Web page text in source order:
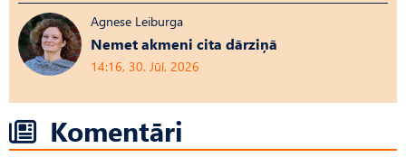
Agnese Leiburga
Nemet akmeni cita dārziņā
14:16, 30. Jūl, 2026
Komentāri